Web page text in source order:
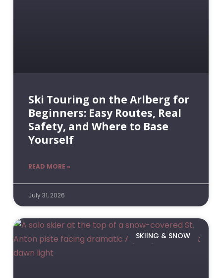
Ski Touring on the Arlberg for
Beginners: Easy Routes, Real
Safety, and Where to Base
Yourself
READ MORE »
July 31, 2026
SKIING & SNOW